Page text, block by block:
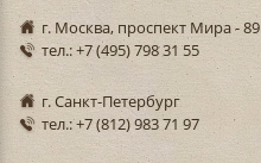
г. Москва, проспект Мира - 89
тел.: +7 (495) 798 31 55
г. Санкт-Петербург
тел.: +7 (812) 983 71 97